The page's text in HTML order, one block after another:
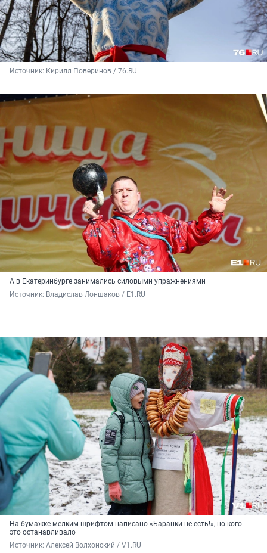
Источник: Кирилл Поверинов / 76.RU
А в Екатеринбурге занимались силовыми упражнениями
Источник: Владислав Лоншаков / E1.RU
На бумажке мелким шрифтом написано «Баранки не есть!», но кого
это останавливало
Источник: Алексей Волхонский / V1.RU